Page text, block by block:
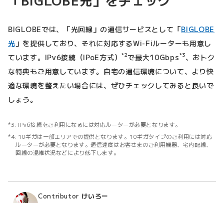
BIGLOBEでは、「光回線」の通信サービスとして「BIGLOBE
光 」を提供しており、それに対応するWi-Fiルーターも用意し
ています。IPv6接続（IPoE方式）*2で最大10Gbps*3、おトク
な特典もご用意しています。自宅の通信環境について、より快
適な環境を整えたい場合には、ぜひチェックしてみると良いで
しょう。
IPv6接続をご利用になるには対応ルーターが必要となります。
10ギガは一部エリアでの提供となります。10ギガタイプのご利用には対応
ルーターが必要となります。通信速度はお客さまのご利用機器、宅内配線、
回線の混雑状況などにより低下します。
Contributor けいろー